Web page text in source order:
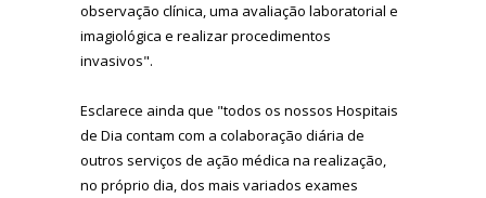
observação clínica, uma avaliação laboratorial e
imagiológica e realizar procedimentos
invasivos".
Esclarece ainda que "todos os nossos Hospitais
de Dia contam com a colaboração diária de
outros serviços de ação médica na realização,
no próprio dia, dos mais variados exames